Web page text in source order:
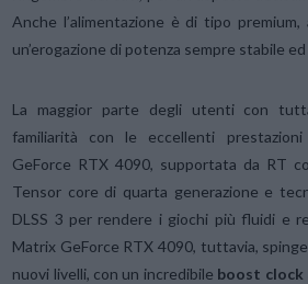
Anche l’alimentazione è di tipo
un’erogazione di potenza sempre stabile
La maggior parte degli utenti con
familiarità con le eccellenti
GeForce RTX 4090, supportata da RT
Tensor core di quarta generazione e
DLSS 3 per rendere i giochi più fluidi e
Matrix GeForce RTX 4090, tuttavia,
nuovi livelli, con un incredibile boost clock